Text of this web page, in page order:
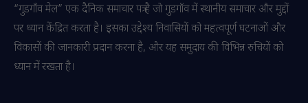
“गुडगाँव मेल” एक दैनिक समाचार पत्र है जो गुडगाँव में स्थानीय समाचार और मुद्दों
पर ध्यान केंद्रित करता है। इसका उद्देश्य निवासियों को महत्वपूर्ण घटनाओं और
विकासों की जानकारी प्रदान करना है, और यह समुदाय की विभिन्न रुचियों को
ध्यान में रखता है।